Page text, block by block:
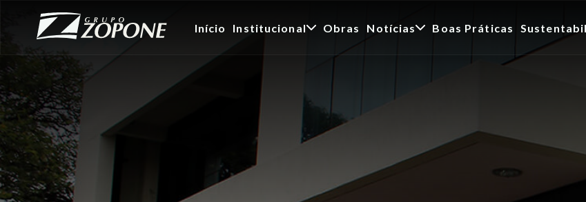
Início Institucional Obras Notícias Boas Práticas